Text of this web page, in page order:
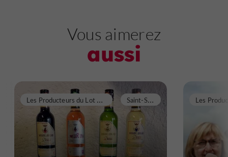
Vous aimerez
aussi
L
es Producteurs du Lot & Garonne S
aint-Sernin